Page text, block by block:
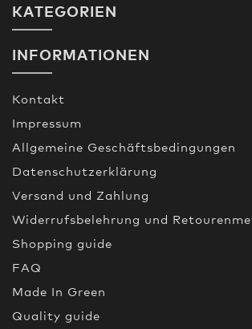
KATEGORIEN
INFORMATIONEN
Kontakt
Impressum
Allgemeine Geschäftsbedingungen
Datenschutzerklärung
Versand und Zahlung
Widerrufsbelehrung und
Shopping guide
FAQ
Made In Green
Quality guide